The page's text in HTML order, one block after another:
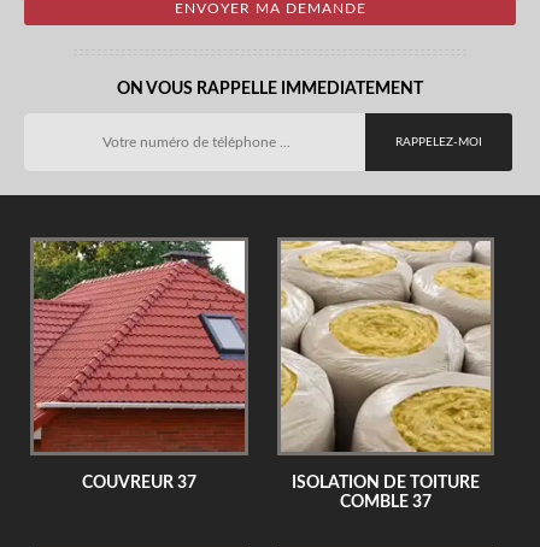
ON VOUS RAPPELLE IMMEDIATEMENT
COUVREUR 37
ISOLATION DE TOITURE
COMBLE 37